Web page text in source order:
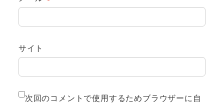
サイト
次回のコメントで使用するためブラウザーに自